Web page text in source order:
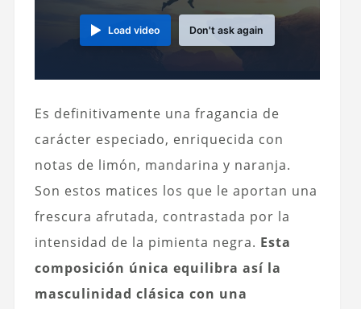
Load video Don't ask again
Es definitivamente una fragancia de
carácter especiado, enriquecida con
notas de limón, mandarina y naranja.
Son estos matices los que le aportan una
frescura afrutada, contrastada por la
intensidad de la pimienta negra. Esta
composición única equilibra así la
masculinidad clásica con una